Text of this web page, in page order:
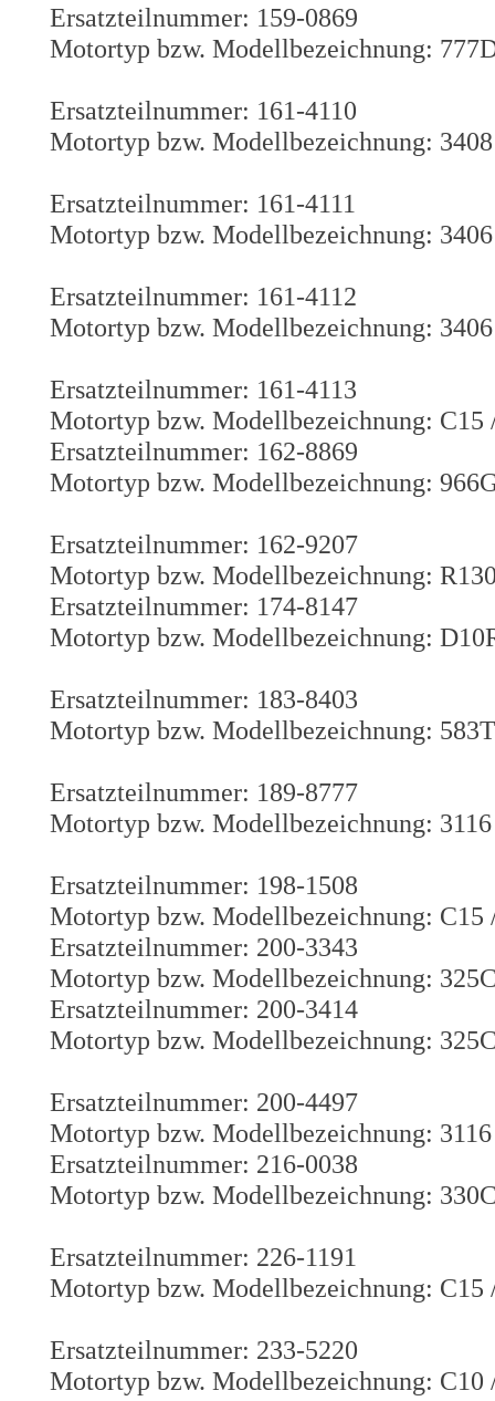
Ersatzteilnummer: 159-0869
Motortyp bzw. Modellbezeichnung:
Ersatzteilnummer: 161-4110
Motortyp bzw. Modellbezeichnung: 3408
Ersatzteilnummer: 161-4111
Motortyp bzw. Modellbezeichnung: 3406
Ersatzteilnummer: 161-4112
Motortyp bzw. Modellbezeichnung: 3406
Ersatzteilnummer: 161-4113
Motortyp bzw. Modellbezeichnung: C15
Ersatzteilnummer: 162-8869
Motortyp bzw. Modellbezeichnung:
Ersatzteilnummer: 162-9207
Motortyp bzw. Modellbezeichnung:
Ersatzteilnummer: 174-8147
Motortyp bzw. Modellbezeichnung:
Ersatzteilnummer: 183-8403
Motortyp bzw. Modellbezeichnung:
Ersatzteilnummer: 189-8777
Motortyp bzw. Modellbezeichnung:
Ersatzteilnummer: 198-1508
Motortyp bzw. Modellbezeichnung: C15
Ersatzteilnummer: 200-3343
Motortyp bzw. Modellbezeichnung:
Ersatzteilnummer: 200-3414
Motortyp bzw. Modellbezeichnung:
Ersatzteilnummer: 200-4497
Motortyp bzw. Modellbezeichnung:
Ersatzteilnummer: 216-0038
Motortyp bzw. Modellbezeichnung:
Ersatzteilnummer: 226-1191
Motortyp bzw. Modellbezeichnung: C15
Ersatzteilnummer: 233-5220
Motortyp bzw. Modellbezeichnung: C10